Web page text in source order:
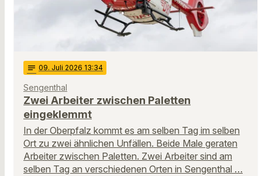
notes 09. Juli 2026 13:34
Sengenthal
Zwei Arbeiter zwischen Paletten
eingeklemmt
In der Oberpfalz kommt es am selben Tag im selben
Ort zu zwei ähnlichen Unfällen. Beide Male geraten
Arbeiter zwischen Paletten. Zwei Arbeiter sind am
selben Tag an verschiedenen Orten in Sengenthal …